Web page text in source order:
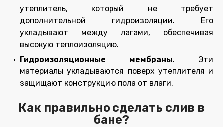
утеплитель, который не требует
дополнительной гидроизоляции. Его
укладывают между лагами, обеспечивая
высокую теплоизоляцию.
Гидроизоляционные мембраны. Эти
материалы укладываются поверх утеплителя и
защищают конструкцию пола от влаги.
Как правильно сделать слив в
бане?